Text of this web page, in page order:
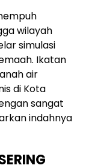
wilayah
simulasi
Ikatan
air
di Kota
sangat
indahnya